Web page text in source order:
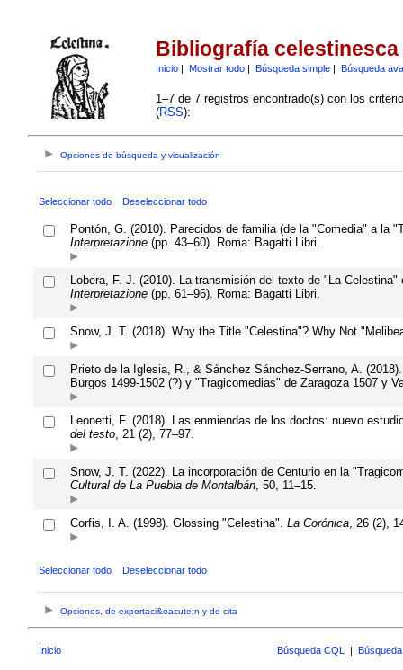
Bibliografía celestinesca
Inicio| Mostrar todo| Búsqueda simple| Búsqueda
1–7 de 7 registros encontrado(s) con los
(RSS):
Opciones de búsqueda y visualización
Seleccionar todo Deseleccionar todo
Pontón, G. (2010). Parecidos de familia (de la "Comedia" a la
Interpretazione(pp. 43–60). Roma: Bagatti Libri.
Lobera, F. J. (2010). La transmisión del texto de "La
Interpretazione(pp. 61–96). Roma: Bagatti Libri.
Snow, J. T. (2018). Why the Title "Celestina"? Why Not
Prieto de la Iglesia, R., & Sánchez Sánchez-Serrano, A.
Burgos 1499-1502 (?) y "Tragicomedias" de Zaragoza 1507 y
Leonetti, F. (2018). Las enmiendas de los doctos: nuevo
del testo, 21 (2), 77–97.
Snow, J. T. (2022). La incorporación de Centurio en la
Cultural de La Puebla de Montalbán, 50, 11–15.
Corfis, I. A. (1998). Glossing "Celestina". La Corónica, 26 (2),
Seleccionar todo Deseleccionar todo
Opciones, de exportaci&oacute;n y de cita
Inicio Búsqueda CQL |